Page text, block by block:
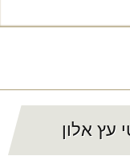
אלון